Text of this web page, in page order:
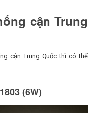
cận Trung
cận Trung Quốc thì có thể
(6W)